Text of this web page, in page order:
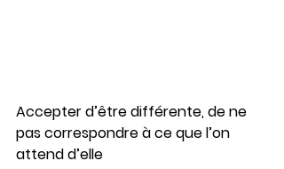
Accepter d’être différente, de ne
pas correspondre à ce que l’on
attend d’elle